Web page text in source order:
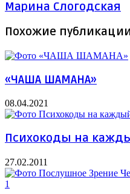
Марина Слогодская
Похожие
«ЧАША ШАМАНА»
08.04.2021
Психокоды на
27.02.2011